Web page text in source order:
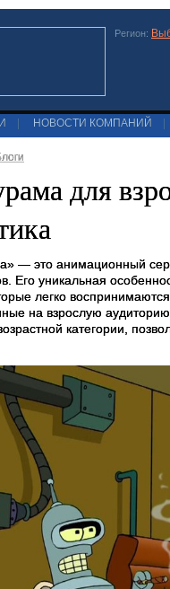
Регион:
НОВОСТИ КОМПАНИЙ
для
— это анимационный
Его уникальная
легко
на взрослую
категории,